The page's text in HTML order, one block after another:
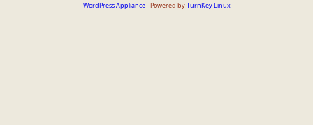
WordPress Appliance- Powered byTurnKey Linux